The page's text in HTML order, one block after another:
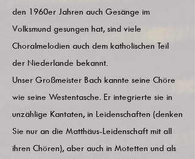
den 1960er Jahren auch Gesänge im
Volksmund gesungen hat, sind viele
Choralmelodien auch dem katholischen Teil
der Niederlande bekannt.
Unser Großmeister Bach kannte seine Chöre
wie seine Westentasche. Er integrierte sie in
unzählige Kantaten, in Leidenschaften (denken
Sie nur an die Matthäus-Leidenschaft mit all
ihren Chören), aber auch in Motetten und als